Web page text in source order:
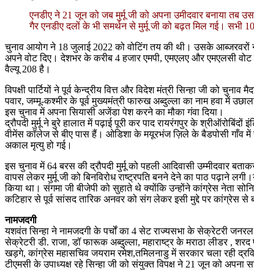
एनडीए ने 21 जून को जब मुर्मू जी को अपना उमीदवार बनाया तब
गैर एनडीए दलों के भी समर्थन से मुर्मू जी को बढ़त मिल गई। सभी
चुनाव आयोग ने 18 जुलाई 2022 को वोटिंग तय की थी। उसके
अपने वोट दिए। देशभर के करीब 4 हजार एमपी, एमएलए और एमएलसी
वैल्यू 208 है।
विपक्षी पार्टियों ने पूर्व केन्द्रीय वित्त और विदेश मंत्री सिन्हा जी को
पवार, जम्मू-कश्मीर के पूर्व मुख्यमंत्री फारुख अब्दुल्ला का नाम हवा में
इस चुनाव में अपना सियासी अजेंडा पेश करने का मौका गंवा दिया।
द्रौपदी मुर्मू ने बुरे हालात में पढ़ाई पूरी कर पाद रायरंगपुर के
वीमेंस कॉलेज से बीए पास हैं। ओडिशा के मयूरभंज ज़िले के बैडपोसी गाँव में
अकाल मृत्यु हो गई।
इस चुनाव में 64 बरस की द्रौपदी मुर्मू को पहली आदिवासी उम्मीदवार
वापस लेकर मुर्मू जी को बिनविरोध राष्ट्रपति बनने देने का पाठ पढ़ाने
किया था। संगमा जी बीजेपी को सुहाते थे क्योंकि उन्होंने कांग्रेस नेता
कटिहार से पूर्व सांसद तारिक अनवर को संग लेकर इसी मुद्दे पर कांग्रेस
नामजदगी
यशवंत सिन्हा ने नामजदगी के पर्चों का 4 सेट राज्यसभा के सेक्रेटरी
सेक्रेटरी डी. राजा, डॉ फारूक अब्दुल्ला, महाराष्ट्र के मराठा लीडर ,
खड़गे, कांग्रेस महासचिव जयराम रमेश,तमिलनाडु में सरकार चला रही
टीएमसी के उपाध्यक्ष रहे सिन्हा जी को संयुक्त विपक्ष ने 21 जून को अपना